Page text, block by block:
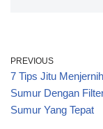
PREVIOUS
7 Tips Jitu
Sumur Dengan
Sumur Yang Tepat